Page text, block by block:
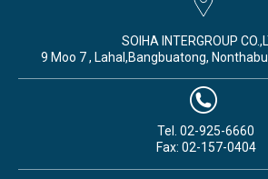
SOIHA INTERGROUP
9 Moo 7 , Lahal,Bangbuatong,
Tel. 02-925-6660
Fax: 02-157-0404